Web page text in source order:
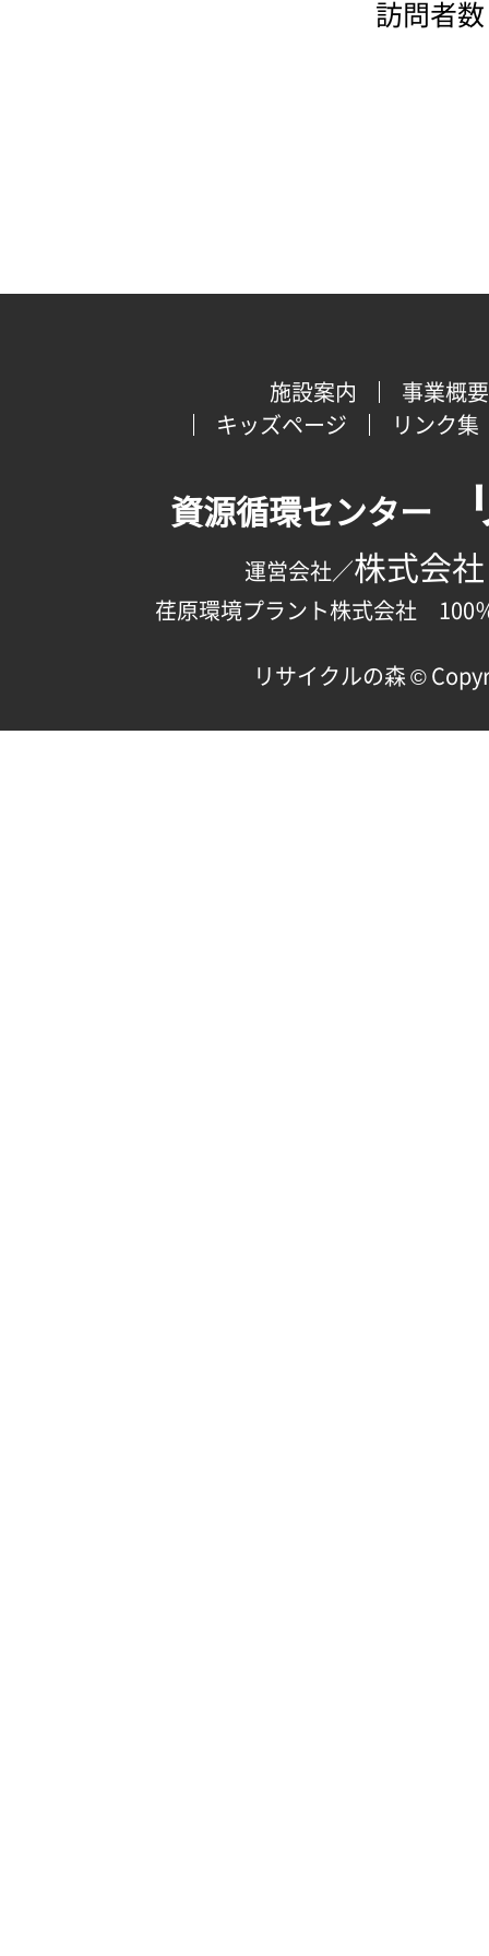
訪問者
施設案内
事業概要
キッズページ
リンク集
資源循環センター
運営会社／株式会
荏原環境プラント株式会社 100
リサイクルの森 ©